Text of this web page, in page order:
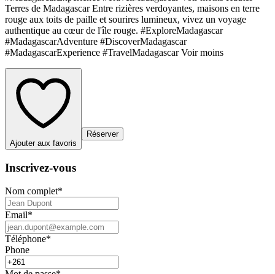
Terres de Madagascar Entre rizières verdoyantes, maisons en terre
rouge aux toits de paille et sourires lumineux, vivez un voyage
authentique au cœur de l'île rouge. #ExploreMadagascar
#MadagascarAdventure #DiscoverMadagascar
#MadagascarExperience #TravelMadagascar Voir moins
Ajouter aux favoris
Réserver
Inscrivez-vous
Nom complet*
Email*
Téléphone*
Phone